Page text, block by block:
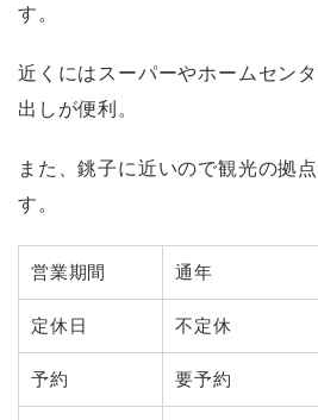
す。
近くにはスーパーやホームセン
出しが便利。
また、銚子に近いので観光の拠
す。
営業期間 通年
定休日 不定休
予約 要予約